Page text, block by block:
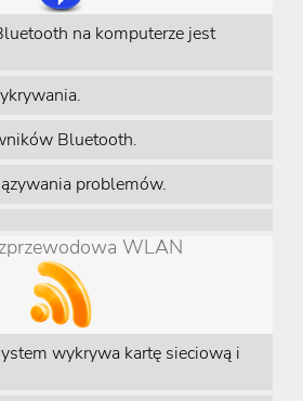
na komputerze jest
Bluetooth.
problemów.
WLAN
wykrywa kartę sieciową i